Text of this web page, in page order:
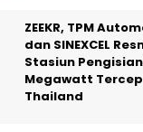
ZEEKR, TPM
dan SINEXCEL
Stasiun
Megawatt
Thailand